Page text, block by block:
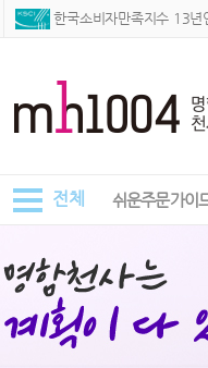
한국소비자만족지수 13년
전체 쉬운주문가이